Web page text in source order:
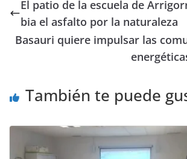
El patio de la escuela de
bia el asfalto por la naturaleza
Basauri quiere impulsar las
También te puede